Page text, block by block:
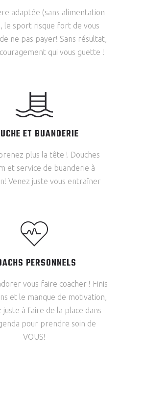
adaptée (sans alimentation
le sport risque fort de vous
ne pas payer! Sans résultat,
qui vous guette !
ET BUANDERIE
plus la tête ! Douches
et service de buanderie à
Venez juste vous entraîner
PERSONNELS
vous faire coacher ! Finis
et le manque de motivation,
juste à faire de la place dans
pour prendre soin de
VOUS!